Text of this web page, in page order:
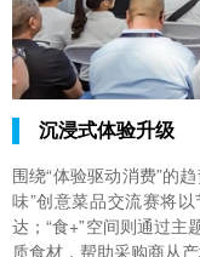
沉浸式体验升级
围绕“体验驱动消费”的
味”创意菜品交流赛将
达；“食+”空间则通过
质食材，帮助采购商从